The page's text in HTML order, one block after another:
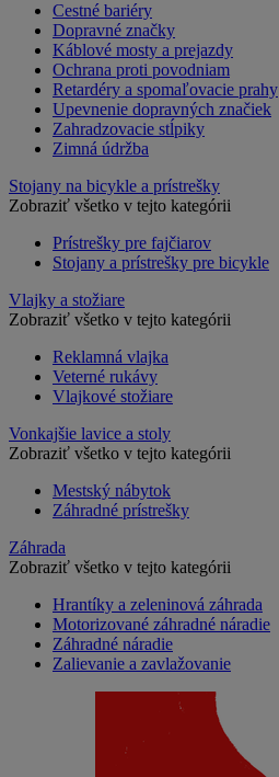
Cestné bariéry
Dopravné značky
Káblové mosty a prejazdy
Ochrana proti povodniam
Retardéry a spomaľovacie prahy
Upevnenie dopravných značiek
Zahradzovacie stĺpiky
Zimná údržba
Stojany na bicykle a prístrešky
Zobraziť všetko v tejto kategórii
Prístrešky pre fajčiarov
Stojany a prístrešky pre bicykle
Vlajky a stožiare
Zobraziť všetko v tejto kategórii
Reklamná vlajka
Veterné rukávy
Vlajkové stožiare
Vonkajšie lavice a stoly
Zobraziť všetko v tejto kategórii
Mestský nábytok
Záhradné prístrešky
Záhrada
Zobraziť všetko v tejto kategórii
Hrantíky a zeleninová záhrada
Motorizované záhradné náradie
Záhradné náradie
Zalievanie a zavlažovanie